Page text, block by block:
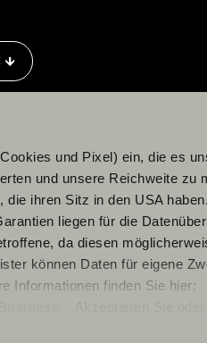
und Pixel) ein, die es
und unsere Reichweite zu
ihren Sitz in den USA
liegen für die
da diesen
können Daten für eigene
Informationen finden Sie hier: